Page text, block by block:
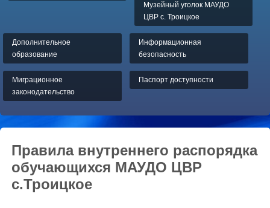
Музейный уголок МАУДО
ЦВР с. Троицкое
Дополнительное
образование
Информационная
безопасность
Миграционное
законодательство
Паспорт доступности
Правила внутреннего распорядка
обучающихся МАУДО ЦВР
с.Троицкое